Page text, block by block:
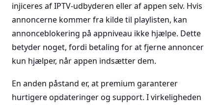
injiceres af IPTV-udbyderen eller af appen selv. Hvis
annoncerne kommer fra kilde til playlisten, kan
annonceblokering på appniveau ikke hjælpe. Dette
betyder noget, fordi betaling for at fjerne annoncer
kun hjælper, når appen indsætter dem.
En anden påstand er, at premium garanterer
hurtigere opdateringer og support. I virkeligheden